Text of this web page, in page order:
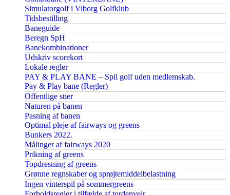
Simulatorgolf i Viborg Golfklub
Tidsbestilling
Baneguide
Beregn SpH
Banekombinationer
Udskriv scorekort
Lokale regler
PAY & PLAY BANE – Spil golf uden medlemskab.
Pay & Play bane (Regler)
Offentlige stier
Naturen på banen
Pasning af banen
Optimal pleje af fairways og greens
Bunkers 2022.
Målinger af fairways 2020
Prikning af greens
Topdresning af greens
Grønne regnskaber og sprøjtemiddelbelastning
Ingen vinterspil på sommergreens